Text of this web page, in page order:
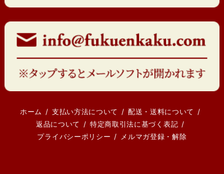
ホーム 支払い方法について
配送・送料について
返品について
特定商取引法に基づく表記
プライバシーポリシー
メルマガ登録・解除